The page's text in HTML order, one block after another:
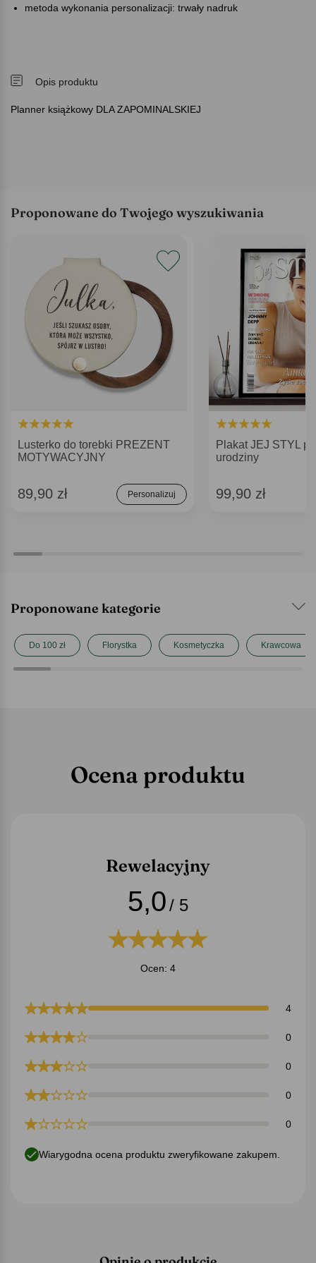
metoda wykonania personalizacji: trwały nadruk
Opis produktu
Planner książkowy DLA ZAPOMINALSKIEJ
Proponowane do Twojego wyszukiwania
Lusterko do torebki PREZENT
MOTYWACYJNY
89,90 zł Personalizuj
Plakat JEJ STYL
urodziny
99,90 zł
Proponowane kategorie
Do 100 zł Florystka Kosmetyczka Krawcowa
Ocena produktu
Rewelacyjny
5,0/ 5
Ocen: 4
4
0
0
0
0
Wiarygodna ocena produktu zweryfikowane zakupem.